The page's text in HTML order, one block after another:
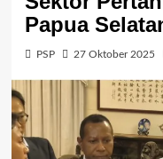
Papua
PSP 27 Oktober 2025